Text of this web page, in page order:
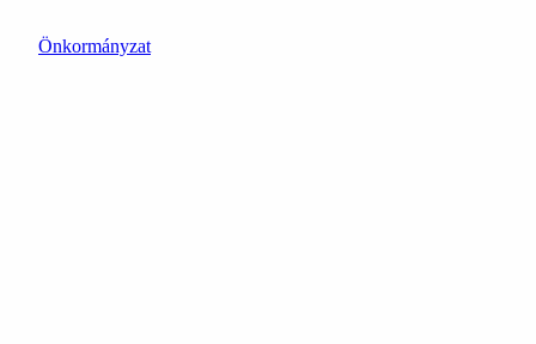
Önkormányzat